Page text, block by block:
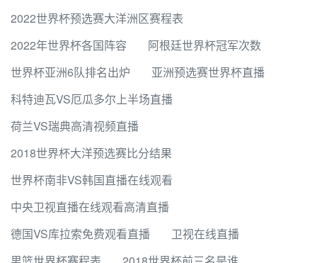
2022世界杯预选赛大洋洲区赛程表
2022年世界杯各国阵容
阿根廷世界杯冠军次数
世界杯亚洲6队排名出炉
亚洲预选赛世界杯直播
科特迪瓦VS厄瓜多尔上半场直播
荷兰VS瑞典高清视频直播
2018世界杯大洋预选赛比分结果
世界杯南非VS韩国直播在线观看
中央卫视直播在线观看高清直播
德国VS库拉索免费观看直播
卫视在线直播